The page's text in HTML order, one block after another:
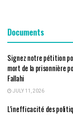
Documents
Signez notre pétition
mort de la prisonnière
Fallahi
JULY 11, 2026
L’inefficacité des